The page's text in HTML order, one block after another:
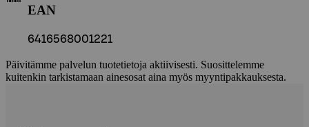
EAN
6416568001221
Päivitämme palvelun tuotetietoja aktiivisesti. Suosittelemme
kuitenkin tarkistamaan ainesosat aina myös myyntipakkauksesta.